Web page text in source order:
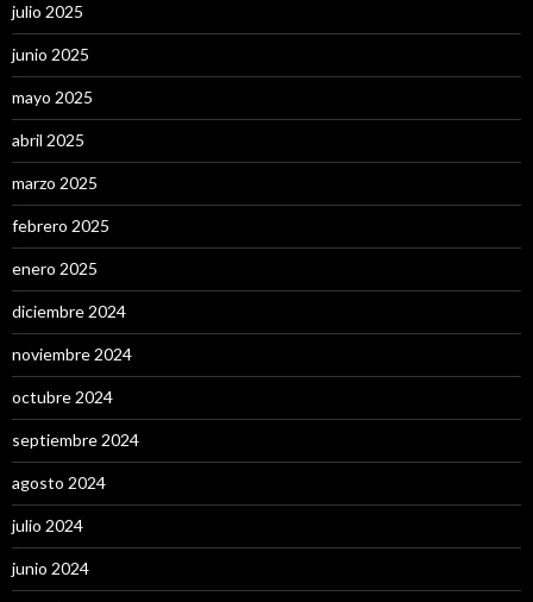
julio 2025
junio 2025
mayo 2025
abril 2025
marzo 2025
febrero 2025
enero 2025
diciembre 2024
noviembre 2024
octubre 2024
septiembre 2024
agosto 2024
julio 2024
junio 2024